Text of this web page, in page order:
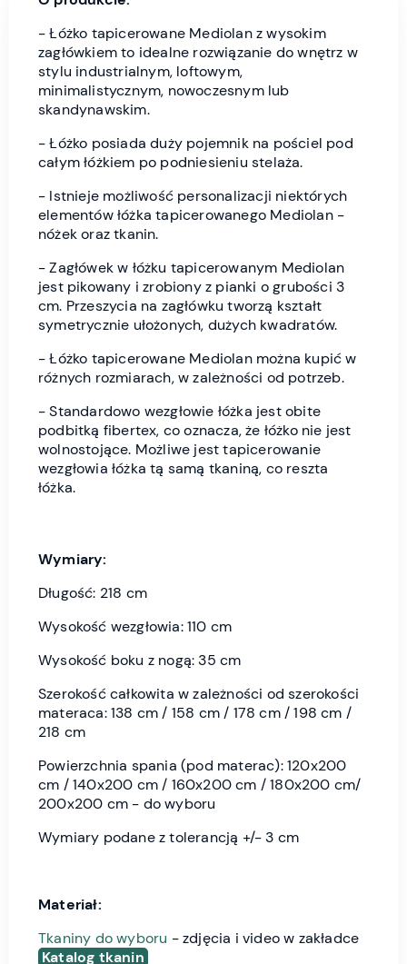
- Łóżko tapicerowane Mediolan z wysokim
zagłówkiem to idealne rozwiązanie do wnętrz w
stylu industrialnym, loftowym,
minimalistycznym, nowoczesnym lub
skandynawskim.
- Łóżko posiada duży pojemnik na pościel pod
całym łóżkiem po podniesieniu stelaża.
- Istnieje możliwość personalizacji niektórych
elementów łóżka tapicerowanego Mediolan -
nóżek oraz tkanin.
- Zagłówek w łóżku tapicerowanym Mediolan
jest pikowany i zrobiony z pianki o grubości 3
cm. Przeszycia na zagłówku tworzą kształt
symetrycznie ułożonych, dużych kwadratów.
- Łóżko tapicerowane Mediolan można kupić w
różnych rozmiarach, w zależności od potrzeb.
- Standardowo wezgłowie łóżka jest obite
podbitką fibertex, co oznacza, że łóżko nie jest
wolnostojące. Możliwe jest tapicerowanie
wezgłowia łóżka tą samą tkaniną, co reszta
łóżka.
Wymiary:
Długość: 218 cm
Wysokość wezgłowia: 110 cm
Wysokość boku z nogą: 35 cm
Szerokość całkowita w zależności od szerokości
materaca: 138 cm / 158 cm / 178 cm / 198 cm /
218 cm
Powierzchnia spania (pod materac): 120x200
cm / 140x200 cm / 160x200 cm / 180x200 cm/
200x200 cm - do wyboru
Wymiary podane z tolerancją +/- 3 cm
Materiał:
Tkaniny do wyboru - zdjęcia i video w zakładce
Katalog tkanin